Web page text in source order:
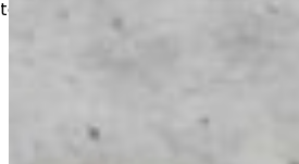
aikaa.